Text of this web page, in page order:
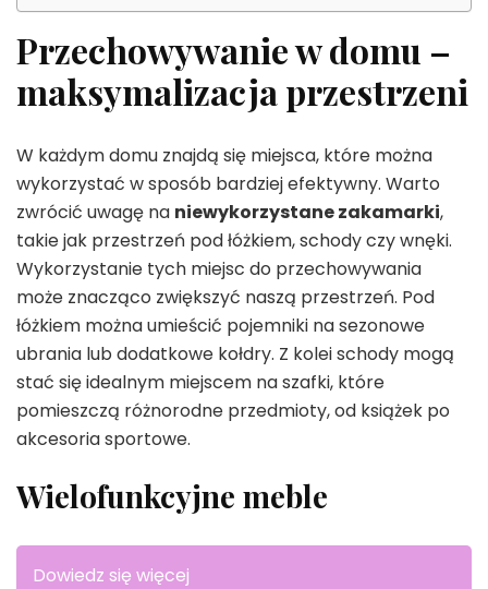
Przechowywanie w domu –
maksymalizacja przestrzeni
W każdym domu znajdą się miejsca, które można
wykorzystać w sposób bardziej efektywny. Warto
zwrócić uwagę na niewykorzystane zakamarki,
takie jak przestrzeń pod łóżkiem, schody czy wnęki.
Wykorzystanie tych miejsc do przechowywania
może znacząco zwiększyć naszą przestrzeń. Pod
łóżkiem można umieścić pojemniki na sezonowe
ubrania lub dodatkowe kołdry. Z kolei schody mogą
stać się idealnym miejscem na szafki, które
pomieszczą różnorodne przedmioty, od książek po
akcesoria sportowe.
Wielofunkcyjne meble
Dowiedz się więcej